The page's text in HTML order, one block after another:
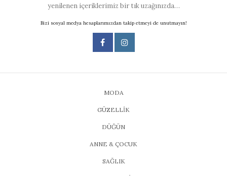
yenilenen içeriklerimiz bir tık uzağınızda…
Bizi sosyal medya hesaplarımızdan takip etmeyi de unutmayın!
MODA
GÜZELLİK
DÜĞÜN
ANNE & ÇOCUK
SAĞLIK